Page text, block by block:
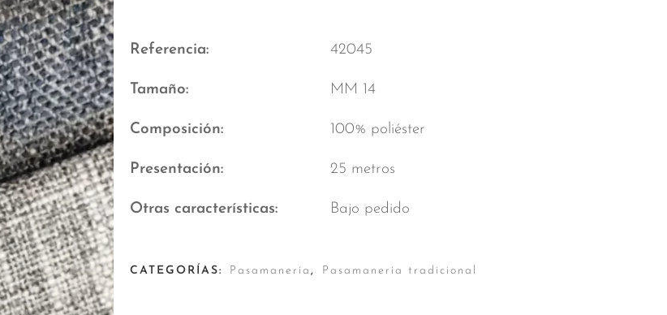
Referencia 42045
Tamaño MM 14
Composición 100% poliéster
Presentación 25 metros
Otras características Bajo pedido
CATEGORÍAS: Pasamanería , Pasamanería tradicional